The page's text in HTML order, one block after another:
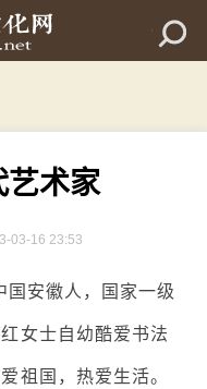
术家
03-16 23:53
国安徽人，国家一级
女士自幼酷爱书法
祖国，热爱生活。